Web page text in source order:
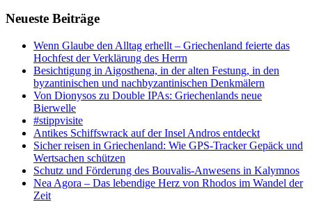
Neueste Beiträge
Wenn Glaube den Alltag erhellt – Griechenland feierte das
Hochfest der Verklärung des Herrn
Besichtigung in Aigosthena, in der alten Festung, in den
byzantinischen und nachbyzantinischen Denkmälern
Von Dionysos zu Double IPAs: Griechenlands neue
Bierwelle
#stippvisite
Antikes Schiffswrack auf der Insel Andros entdeckt
Sicher reisen in Griechenland: Wie GPS-Tracker Gepäck und
Wertsachen schützen
Schutz und Förderung des Bouvalis-Anwesens in Kalymnos
Nea Agora – Das lebendige Herz von Rhodos im Wandel der
Zeit